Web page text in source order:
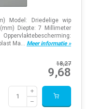
Model: Driedelige wip
Diepte: 7 Millimeter
Ma... Meer informatie »
18,27
9,68